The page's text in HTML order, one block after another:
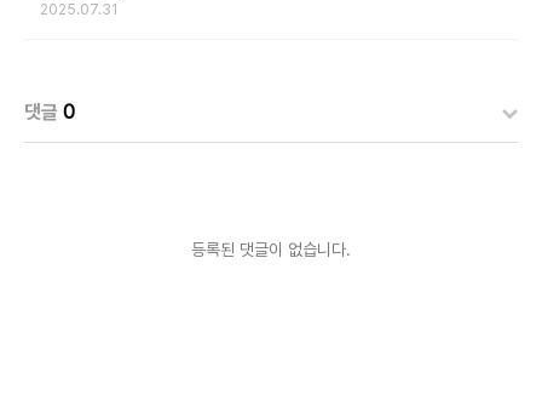
2025.07.31
댓글 0
등록된 댓글이 없습니다.